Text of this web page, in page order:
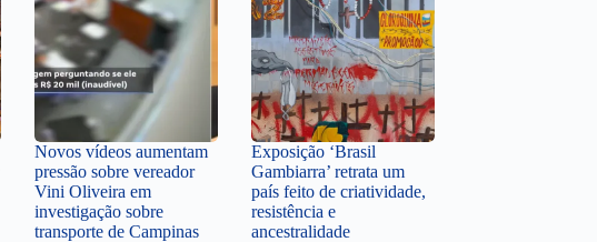
Novos vídeos aumentam
pressão sobre vereador
Vini Oliveira em
investigação sobre
transporte de Campinas
Exposição ‘Brasil
Gambiarra’ retrata um
país feito de criatividade,
resistência e
ancestralidade